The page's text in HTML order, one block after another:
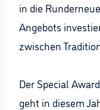
in die
Angebots
zwischen
Der Special
geht in diesem